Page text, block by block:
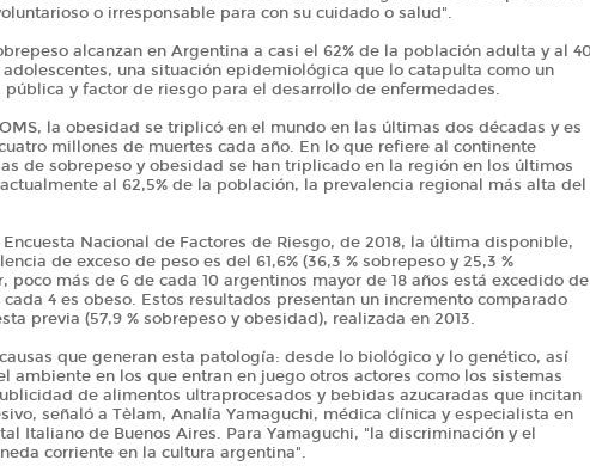
o irresponsable para con su cuidado o salud".
alcanzan en Argentina a casi el 62% de la población adulta y al
adolescentes, una situación epidemiológica que lo catapulta como un
y factor de riesgo para el desarrollo de enfermedades.
la obesidad se triplicó en el mundo en las últimas dos décadas y es
millones de muertes cada año. En lo que refiere al continente
de sobrepeso y obesidad se han triplicado en la región en los últimos
al 62,5% de la población, la prevalencia regional más alta del
Nacional de Factores de Riesgo, de 2018, la última disponible,
de exceso de peso es del 61,6% (36,3 % sobrepeso y 25,3 %
poco más de 6 de cada 10 argentinos mayor de 18 años está excedido de
cada 4 es obeso. Estos resultados presentan un incremento comparado
previa (57,9 % sobrepeso y obesidad), realizada en 2013.
que generan esta patología: desde lo biológico y lo genético, así
ambiente en los que entran en juego otros actores como los sistemas
de alimentos ultraprocesados y bebidas azucaradas que incitan
señaló a Tèlam, Analía Yamaguchi, médica clínica y especialista en
Italiano de Buenos Aires. Para Yamaguchi, "la discriminación y el
corriente en la cultura argentina".